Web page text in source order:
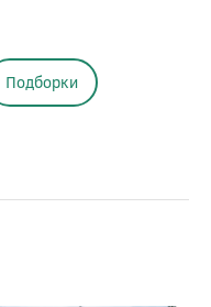
Подборки